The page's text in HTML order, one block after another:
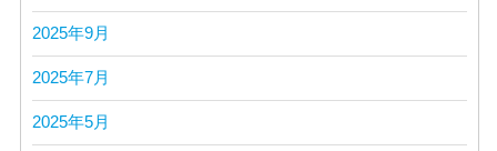
2025年9月
2025年7月
2025年5月